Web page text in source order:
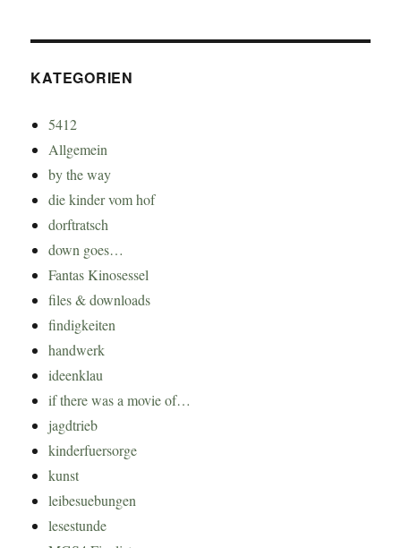
KATEGORIEN
5412
Allgemein
by the way
die kinder vom hof
dorftratsch
down goes…
Fantas Kinosessel
files & downloads
findigkeiten
handwerk
ideenklau
if there was a movie of…
jagdtrieb
kinderfuersorge
kunst
leibesuebungen
lesestunde